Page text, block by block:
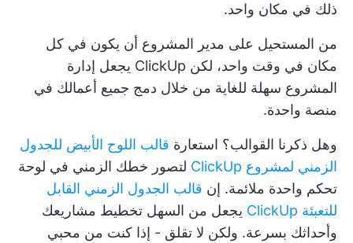
ذلك في مكان واحد.
من المستحيل على مدير المشروع أن يكون في كل
مكان في وقت واحد، لكن ClickUp يجعل إدارة
المشروع سهلة للغاية من خلال دمج جميع أعمالك في
منصة واحدة.
وهل ذكرنا القوالب؟ استعارة قالب اللوح الأبيض للجدول
الزمني لمشروع ClickUp
لتصور خطك الزمني في لوحة
تحكم واحدة ملائمة. إن قالب الجدول الزمني القابل
للتعبئة ClickUp
يجعل من السهل تخطيط مشاريعك
وأحداثك بسرعة. ولكن لا تقلق - إذا كنت من محبي